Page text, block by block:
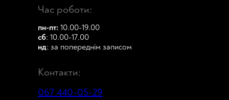
067 440-05-29
Час роботи:
пн-пт: 10.00-19.00
сб: 10.00-17.00
нд: за попереднім записом
Контакти: